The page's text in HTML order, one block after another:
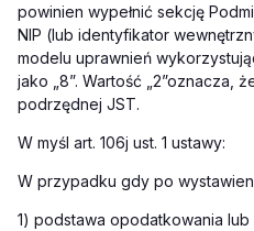
powinien wypełnić sekcję
NIP (lub identyfikator
modelu uprawnień
jako „8”. Wartość „2”oznacza,
podrzędnej JST.
W myśl art. 106j ust. 1 ustawy:
W przypadku gdy po
1) podstawa opodatkowania